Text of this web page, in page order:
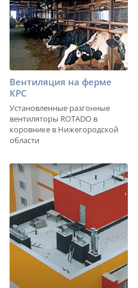
Вентиляция на ферме
КРС
Установленные разгонные
вентиляторы ROTADO в
коровнике в Нижегородской
области